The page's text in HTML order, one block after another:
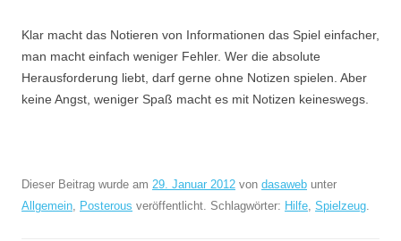
Klar macht das Notieren von Informationen das Spiel einfacher,
man macht einfach weniger Fehler. Wer die absolute
Herausforderung liebt, darf gerne ohne Notizen spielen. Aber
keine Angst, weniger Spaß macht es mit Notizen keineswegs.
Dieser Beitrag wurde am 29. Januar 2012 von dasaweb unter
Allgemein, Posterous veröffentlicht. Schlagwörter: Hilfe, Spielzeug.